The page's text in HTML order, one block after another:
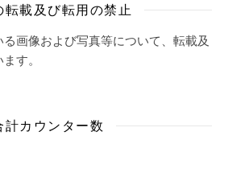
転載及び転用の禁止
画像および写真等について、転載及
す。
計カウンター数